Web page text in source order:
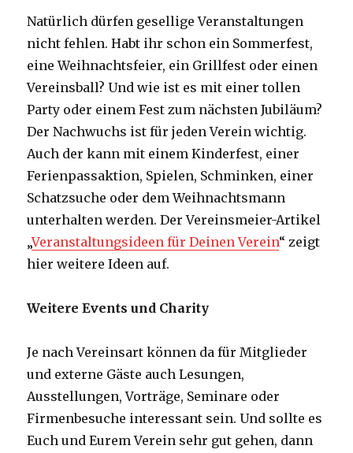
Natürlich dürfen gesellige Veranstaltungen
nicht fehlen. Habt ihr schon ein Sommerfest,
eine Weihnachtsfeier, ein Grillfest oder einen
Vereinsball? Und wie ist es mit einer tollen
Party oder einem Fest zum nächsten Jubiläum?
Der Nachwuchs ist für jeden Verein wichtig.
Auch der kann mit einem Kinderfest, einer
Ferienpassaktion, Spielen, Schminken, einer
Schatzsuche oder dem Weihnachtsmann
unterhalten werden. Der Vereinsmeier-Artikel
„Veranstaltungsideen für Deinen Verein“ zeigt
hier weitere Ideen auf.
Weitere Events und Charity
Je nach Vereinsart können da für Mitglieder
und externe Gäste auch Lesungen,
Ausstellungen, Vorträge, Seminare oder
Firmenbesuche interessant sein. Und sollte es
Euch und Eurem Verein sehr gut gehen, dann